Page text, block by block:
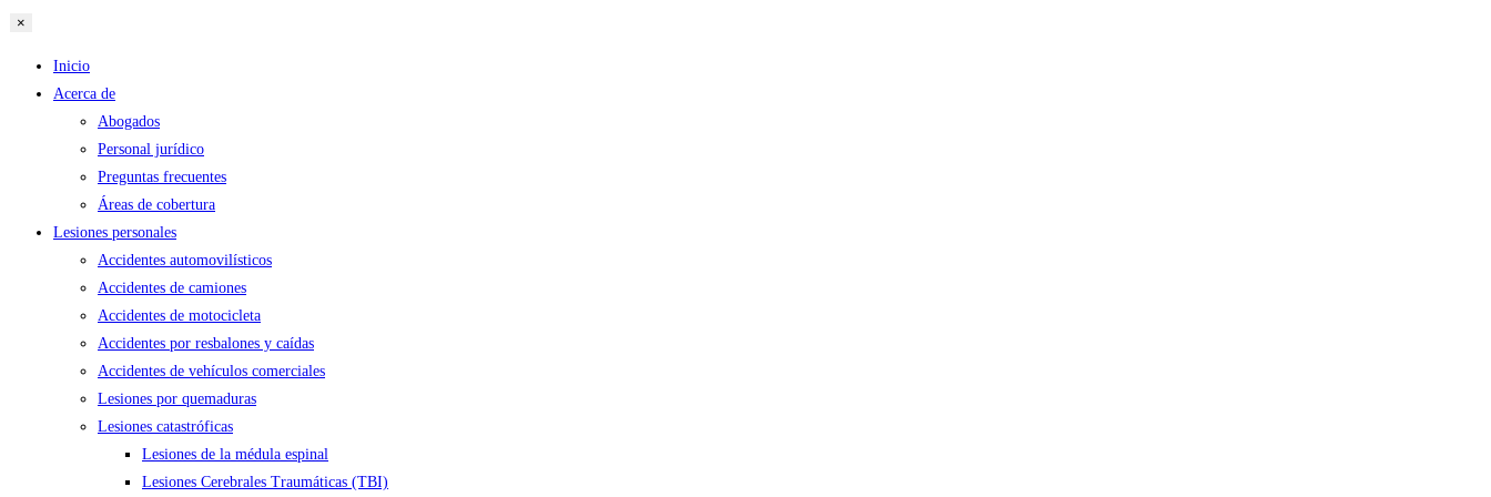
×
Inicio
Acerca de
Abogados
Personal jurídico
Preguntas frecuentes
Áreas de cobertura
Lesiones personales
Accidentes automovilísticos
Accidentes de camiones
Accidentes de motocicleta
Accidentes por resbalones y caídas
Accidentes de vehículos comerciales
Lesiones por quemaduras
Lesiones catastróficas
Lesiones de la médula espinal
Lesiones Cerebrales Traumáticas (TBI)